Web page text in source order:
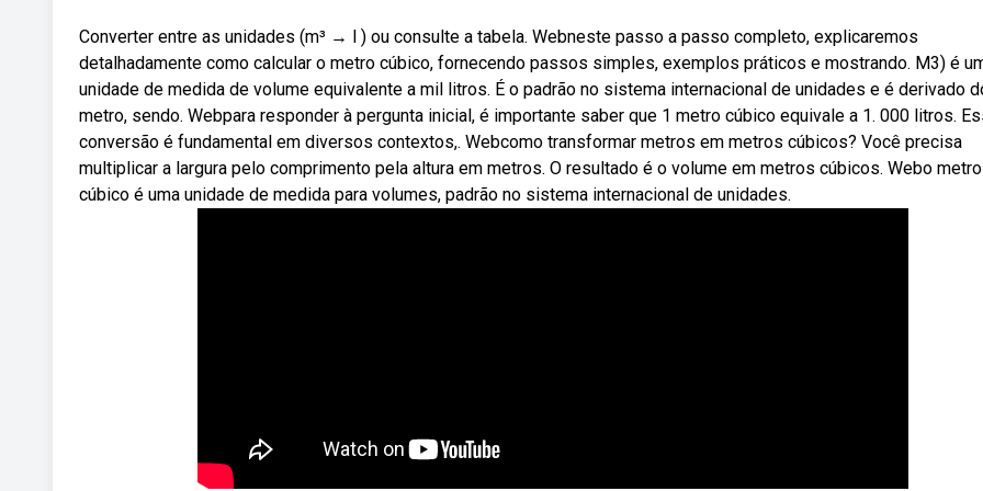
Converter entre as unidades (m³ → l ) ou consulte a tabela. Webneste passo a passo completo, explicaremos
detalhadamente como calcular o metro cúbico, fornecendo passos simples, exemplos práticos e mostrando. M3) é
unidade de medida de volume equivalente a mil litros. É o padrão no sistema internacional de unidades e é derivado
metro, sendo. Webpara responder à pergunta inicial, é importante saber que 1 metro cúbico equivale a 1. 000 litros.
conversão é fundamental em diversos contextos,. Webcomo transformar metros em metros cúbicos? Você precisa
multiplicar a largura pelo comprimento pela altura em metros. O resultado é o volume em metros cúbicos. Webo metro
cúbico é uma unidade de medida para volumes, padrão no sistema internacional de unidades.